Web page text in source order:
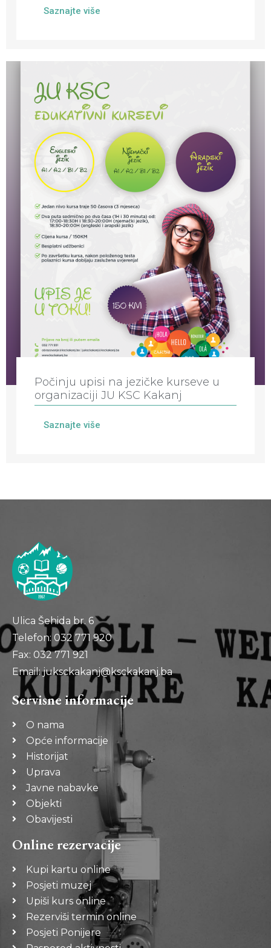
Saznajte više
Počinju upisi na jezičke kurseve u
organizaciji JU KSC Kakanj
Saznajte više
Ulica Šehida br. 6
Telefon: 032 771 920
Fax: 032 771 921
Email: juksckakanj@ksckakanj.ba
Servisne informacije
O nama
Opće informacije
Historijat
Uprava
Javne nabavke
Objekti
Obavijesti
Online rezervacije
Kupi kartu online
Posjeti muzej
Upiši kurs online
Rezerviši termin online
Posjeti Ponijere